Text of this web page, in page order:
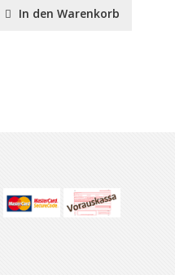
In den Warenkorb